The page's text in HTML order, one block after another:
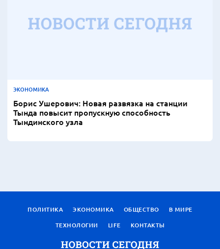
ЭКОНОМИКА
Борис Ушерович: Новая развязка на станции
Тында повысит пропускную способность
Тындинского узла
ПОЛИТИКА ЭКОНОМИКА ОБЩЕСТВО
В МИРЕ
ТЕХНОЛОГИИ
LIFE КОНТАКТЫ